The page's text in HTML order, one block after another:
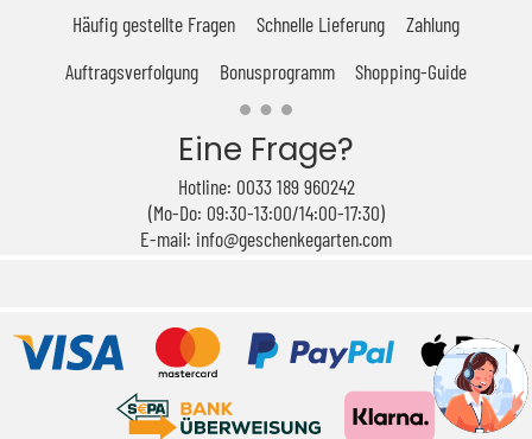
Häufig gestellte Fragen Schnelle Lieferung
Zahlung
Auftragsverfolgung
Bonusprogramm Shopping-Guide
Eine Frage?
Hotline: 0033 189 960242
(Mo-Do: 09:30-13:00/14:00-17:30)
E-mail: info@geschenkegarten.com